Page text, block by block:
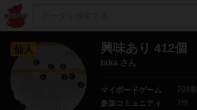
仙人 興味あり 412個
taka さん
マイボードゲーム
704個
参加コミュニティ
7件